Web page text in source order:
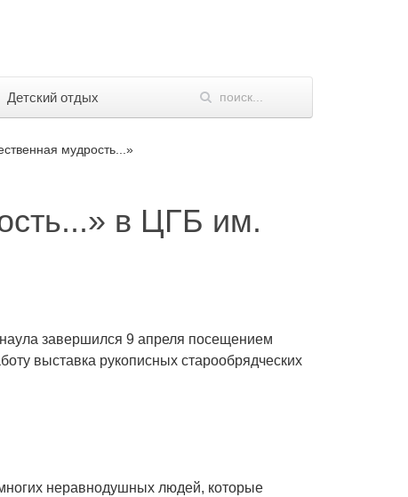
Детский отдых
мудрость...»
в ЦГБ им.
завершился 9 апреля посещением
выставка рукописных старообрядческих
неравнодушных людей, которые